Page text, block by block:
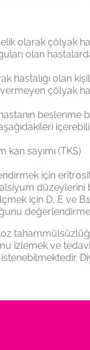
olarak çölyak
olan
hastalığı olan
çölyak
kan sayımı (TKS)
için eritrosit
için D, E ve
izlemek ve tedavi